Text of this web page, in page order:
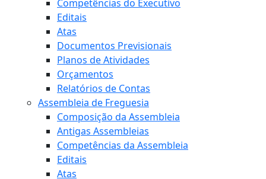
Competências do Executivo
Editais
Atas
Documentos Previsionais
Planos de Atividades
Orçamentos
Relatórios de Contas
Assembleia de Freguesia
Composição da Assembleia
Antigas Assembleias
Competências da Assembleia
Editais
Atas